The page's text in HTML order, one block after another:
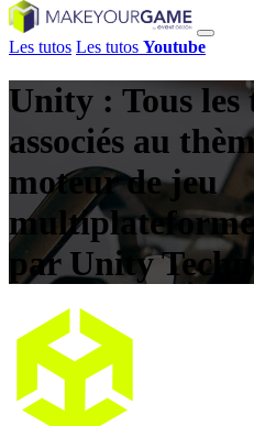
Les tutos Les tutos Youtube
Unity : Tous
associés au
moteur de jeu
par Unity